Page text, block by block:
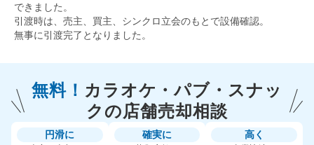
できました。
引渡時は、売主、買主、シンクロ立会のもとで設備確認。
無事に引渡完了となりました。
無料！ カラオケ・パブ・スナッ
クの店舗売却相談
円滑に 確実に 高く